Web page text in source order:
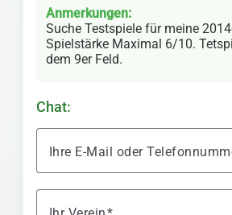
Anmerkungen:
Suche Testspiele für meine
Spielstärke Maximal 6/10.
dem 9er Feld.
Chat:
Ihre E-Mail oder